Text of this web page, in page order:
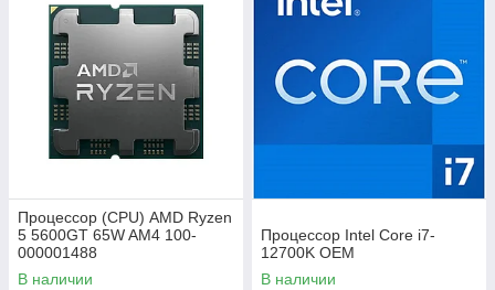
Процессор (CPU) AMD Ryzen
5 5600GT 65W AM4 100-
000001488
В наличии
Процессор Intel Core i7-
12700K OEM
В наличии